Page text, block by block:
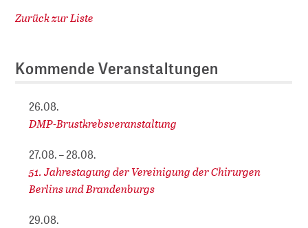
Zurück zur Liste
Kommende Veranstaltungen
26.08.
DMP-Brustkrebsveranstaltung
27.08. – 28.08.
51. Jahrestagung der Vereinigung der Chirurgen
Berlins und Brandenburgs
29.08.